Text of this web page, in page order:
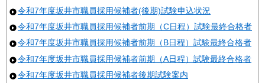
令和7年度坂井市職員採用候補者(後期)試験申込状況
令和7年度坂井市職員採用候補者前期（C日程）試験最終合格者
令和7年度坂井市職員採用候補者前期（B日程）試験最終合格者
令和7年度坂井市職員採用候補者前期（A日程）試験最終合格者
令和7年度坂井市職員採用候補者後期試験案内